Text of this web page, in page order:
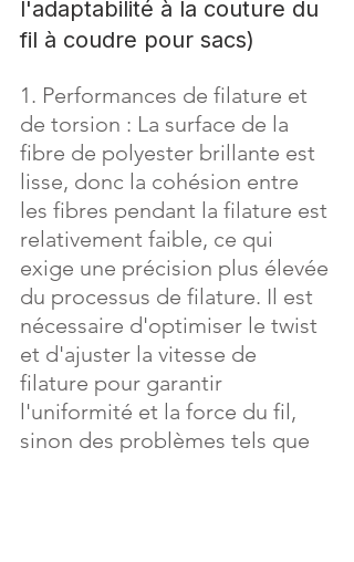
l'adaptabilité à la couture du
fil à coudre pour sacs)
1. Performances de filature et
de torsion : La surface de la
fibre de polyester brillante est
lisse, donc la cohésion entre
les fibres pendant la filature est
relativement faible, ce qui
exige une précision plus élevée
du processus de filature. Il est
nécessaire d'optimiser le twist
et d'ajuster la vitesse de
filature pour garantir
l'uniformité et la force du fil,
sinon des problèmes tels que